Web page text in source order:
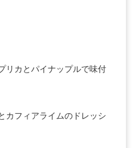
リカとパイナップルで味付
カフィアライムのドレッシ